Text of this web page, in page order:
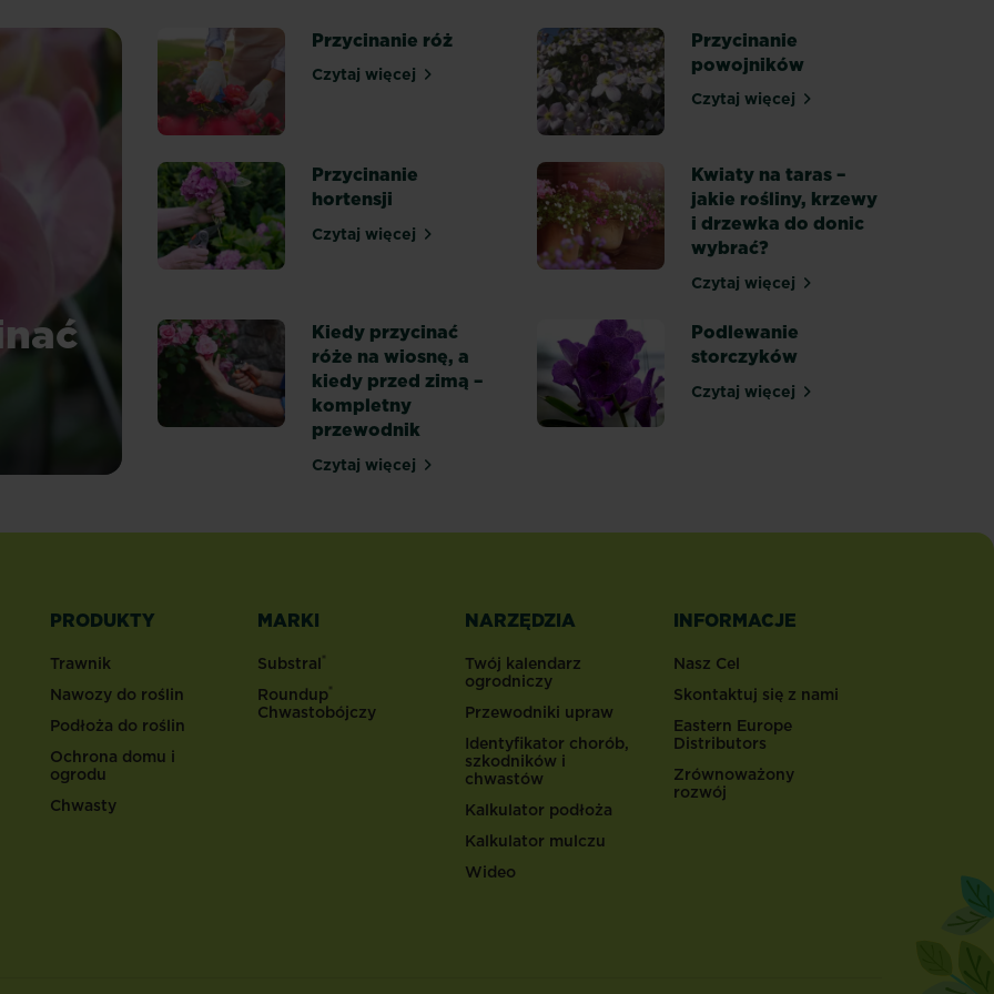
Przycinanie róż
Czytaj więcejPrzycinanie róż
Przycinanie
powojników
Czytaj więcejPrzycinanie powojników
Przycinanie
hortensji
Czytaj więcejPrzycinanie hortensji
Kwiaty na taras –
jakie rośliny, krzewy
i drzewka do donic
wybrać?
Czytaj więcejKwiaty na taras – jakie
Kiedy przycinać
róże na wiosnę, a
kiedy przed zimą –
kompletny
przewodnik
Czytaj więcejKiedy przycinać róże na wiosnę, a kiedy przed zimą – kompletny przewodnik
Podlewanie
storczyków
Czytaj więcejPodlewanie storczyków
PRODUKTY
Trawnik
Nawozy do roślin
Podłoża do roślin
Ochrona domu i
ogrodu
Chwasty
MARKI
Substral®
Roundup®
Chwastobójczy
NARZĘDZIA
Twój kalendarz
ogrodniczy
Przewodniki upraw
Identyfikator chorób,
szkodników i
chwastów
Kalkulator podłoża
Kalkulator mulczu
Wideo
INFORMACJE
Nasz Cel
Skontaktuj się z nami
Eastern Europe
Distributors
Zrównoważony
rozwój